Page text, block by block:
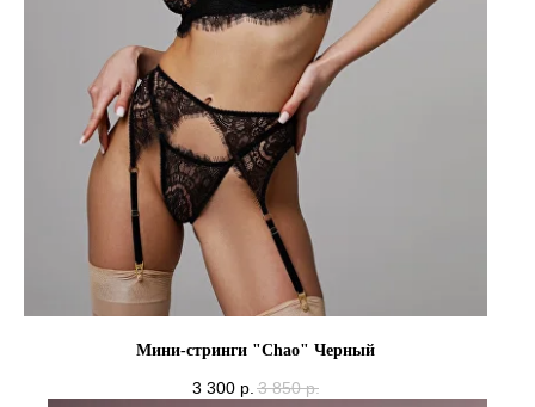
Мини-стринги "Chao" Черный
3 300 р. 3 850 р.